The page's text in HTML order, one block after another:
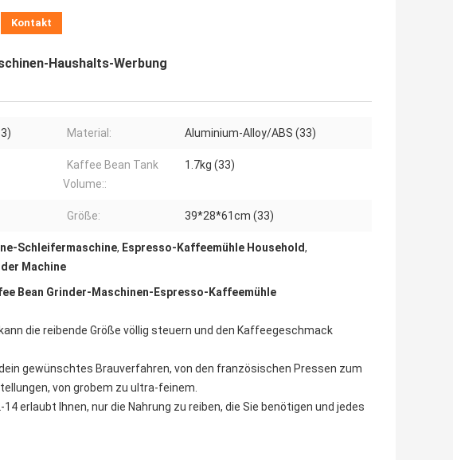
Kontakt
Haushalts-Werbung
Material: Aluminium-Alloy/ABS (33)
Kaffee Bean Tank
Volume::
1.7kg (33)
Größe: 39*28*61cm (33)
Schleifermaschine, Espresso-Kaffeemühle Household,
Machine
Bean Grinder-Maschinen-Espresso-Kaffeemühle
die reibende Größe völlig steuern und den Kaffeegeschmack
gewünschtes Brauverfahren, von den französischen Pressen zum
von grobem zu ultra-feinem.
erlaubt Ihnen, nur die Nahrung zu reiben, die Sie benötigen und jedes